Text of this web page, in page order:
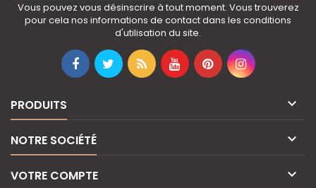
Vous pouvez vous désinscrire à tout moment. Vous trouverez
pour cela nos informations de contact dans les conditions
d'utilisation du site.
PRODUITS 
NOTRE SOCIÉTÉ 
VOTRE COMPTE 